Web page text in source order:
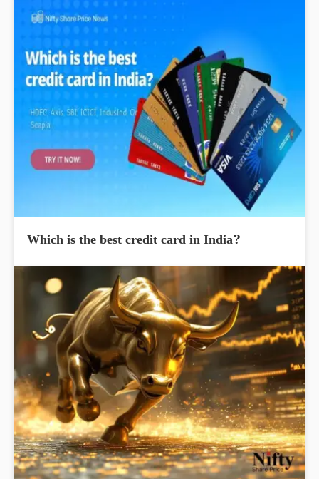
Which is the best credit card in India?